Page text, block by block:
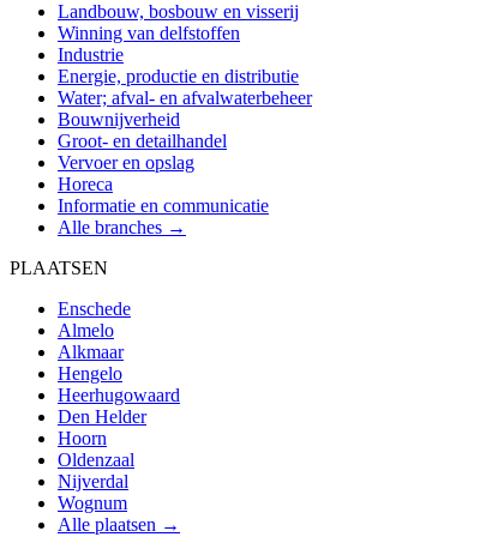
Landbouw, bosbouw en visserij
Winning van delfstoffen
Industrie
Energie, productie en distributie
Water; afval- en afvalwaterbeheer
Bouwnijverheid
Groot- en detailhandel
Vervoer en opslag
Horeca
Informatie en communicatie
Alle branches →
PLAATSEN
Enschede
Almelo
Alkmaar
Hengelo
Heerhugowaard
Den Helder
Hoorn
Oldenzaal
Nijverdal
Wognum
Alle plaatsen →